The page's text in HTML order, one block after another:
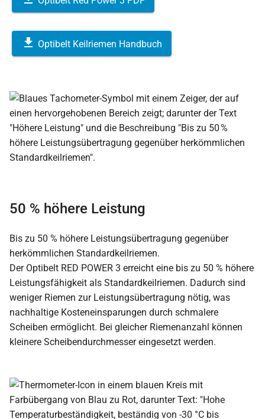
Optibelt Keilriemen Handbuch
50 % höhere Leistung
Bis zu 50 % höhere Leistungsübertragung gegenüber
herkömmlichen Standardkeilriemen.
Der Optibelt RED POWER 3 erreicht eine bis zu 50 % höhere
Leistungsfähigkeit als Standardkeilriemen. Dadurch sind
weniger Riemen zur Leistungsübertragung nötig, was
nachhaltige Kosteneinsparungen durch schmalere
Scheiben ermöglicht. Bei gleicher Riemenanzahl können
kleinere Scheibendurchmesser eingesetzt werden.